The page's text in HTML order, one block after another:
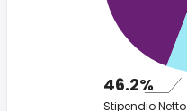
46.2%
Stipendio Netto